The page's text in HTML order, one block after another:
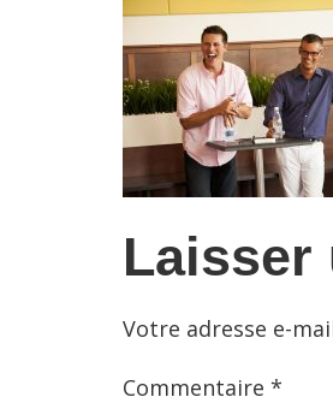
Laisser
Votre adresse e-
Commentaire *